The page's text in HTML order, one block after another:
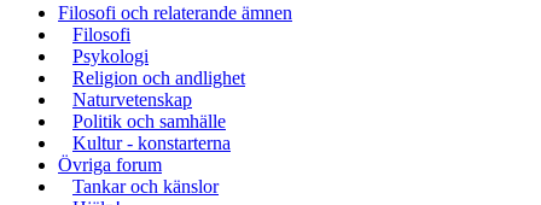
Filosofi och relaterande ämnen
Filosofi
Psykologi
Religion och andlighet
Naturvetenskap
Politik och samhälle
Kultur - konstarterna
Övriga forum
Tankar och känslor